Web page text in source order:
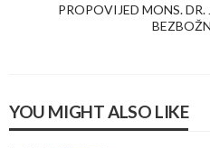
PROPOVIJED MONS. DR.
YOU MIGHT ALSO LIKE